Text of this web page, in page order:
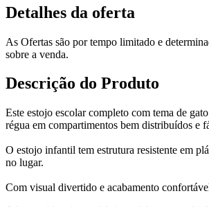
Detalhes da oferta
As Ofertas são por tempo limitado e
sobre a venda.
Descrição do Produto
Este estojo escolar completo com tema de
régua em compartimentos bem distribuídos e
O estojo infantil tem estrutura resistente em
no lugar.
Com visual divertido e acabamento